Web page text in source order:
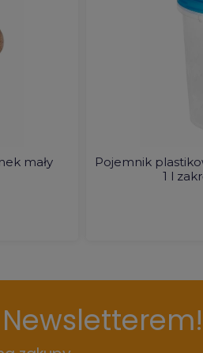
mały
Pojemnik
1 l
Newsletterem!